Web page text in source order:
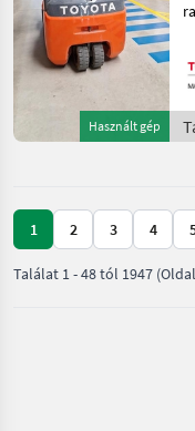
Használt gép
1 2 3 4
Találat 1-48tól 1947